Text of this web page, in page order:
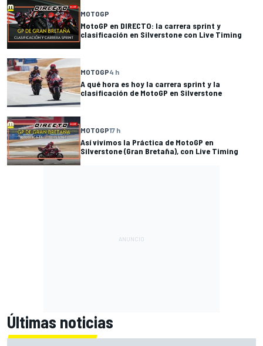
MOTOGP
MotoGP en DIRECTO: la carrera sprint y
clasificación en Silverstone con Live Timing
MOTOGP4 h
A qué hora es hoy la carrera sprint y la
clasificación de MotoGP en Silverstone
MOTOGP17 h
Así vivimos la Práctica de MotoGP en
Silverstone (Gran Bretaña), con Live Timing
Últimas noticias